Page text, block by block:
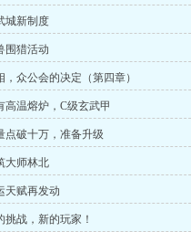
城新制度
围猎活动
众公会的决定（第四章）
高温熔炉，C级玄武甲
点破十万，准备升级
大师林北
天赋再发动
战，新的玩家！